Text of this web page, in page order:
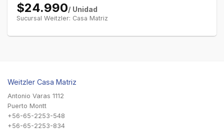
$24.990/ Unidad
Sucursal Weitzler: Casa Matriz
Weitzler Casa Matriz
Antonio Varas 1112
Puerto Montt
+56-65-2253-548
+56-65-2253-834